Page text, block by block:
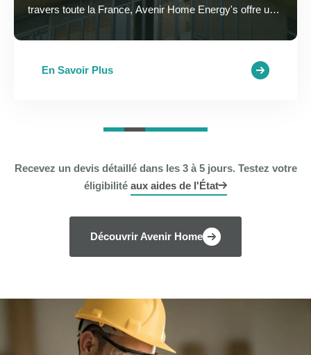
se métamorphoser en véritable fournaise. L'isolation des
En Savoir Plus
Recevez un devis détaillé dans les 3 à 5 jours. Testez votre
éligibilité aux aides de l'État
Découvrir Avenir Home